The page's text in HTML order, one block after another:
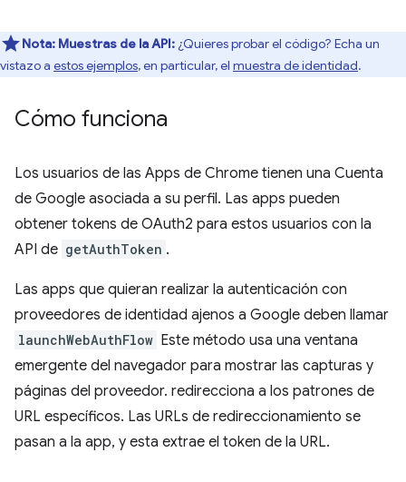
Nota: Muestras de la API: ¿Quieres probar el código? Echa un
vistazo a estos ejemplos, en particular, el muestra de identidad.
Cómo funciona
Los usuarios de las Apps de Chrome tienen una Cuenta
de Google asociada a su perfil. Las apps pueden
obtener tokens de OAuth2 para estos usuarios con la
API de getAuthToken .
Las apps que quieran realizar la autenticación con
proveedores de identidad ajenos a Google deben llamar
launchWebAuthFlow Este método usa una ventana
emergente del navegador para mostrar las capturas y
páginas del proveedor. redirecciona a los patrones de
URL específicos. Las URLs de redireccionamiento se
pasan a la app, y esta extrae el token de la URL.